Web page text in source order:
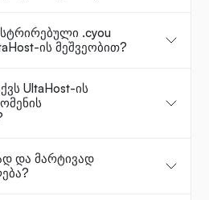
.cyou
ის მეშვეობით?
UltaHost-ის
და მარტივად